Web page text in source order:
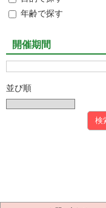
年齢で探す
開催期間
並び順